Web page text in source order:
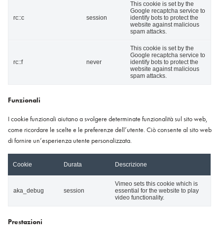
rc::c session
This cookie is set by the
Google recaptcha service to
identify bots to protect the
website against malicious
spam attacks.
rc::f never
This cookie is set by the
Google recaptcha service to
identify bots to protect the
website against malicious
spam attacks.
Funzionali
I cookie funzionali aiutano a svolgere determinate funzionalità sul sito web,
come ricordare le scelte e le preferenze dell’utente. Ciò consente al sito web
di fornire un’esperienza utente personalizzata.
Cookie Durata Descrizione
aka_debug session
Vimeo sets this cookie which is
essential for the website to play
video functionality.
Prestazioni